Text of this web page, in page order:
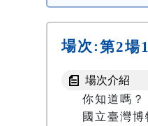
場次:第2場
場次介紹
你知道嗎？
國立臺灣